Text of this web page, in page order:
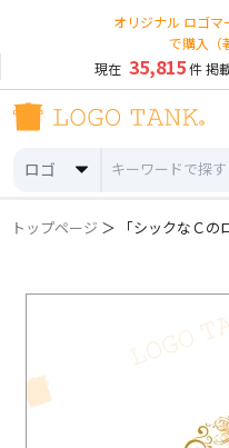
オリジナル ロゴマ
で購入（
現在 35,815件 掲
ロゴ
トップページ ＞ 「シックなＣの